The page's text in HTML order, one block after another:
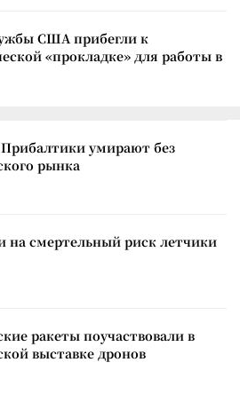
США прибегли к
«прокладке» для работы в
умирают без
рынка
на смертельный риск летчики
ракеты поучаствовали в
выставке дронов